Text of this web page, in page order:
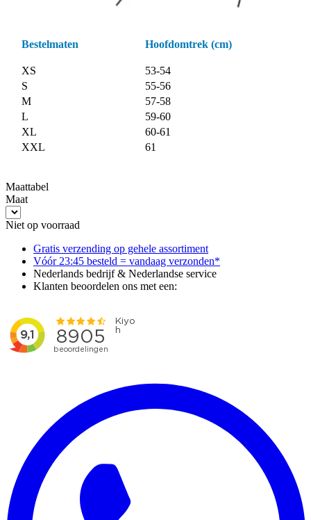
Bestelmaten Hoofdomtrek (cm)
XS
53-54
S
55-56
M
57-58
L
59-60
XL
60-61
XXL
61
Maattabel
Maat
Niet op voorraad
Gratis verzending op gehele assortiment
Vóór 23:45 besteld = vandaag verzonden*
Nederlands bedrijf & Nederlandse service
Klanten beoordelen ons met een: